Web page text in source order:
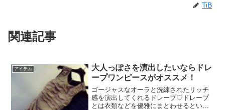
TiB
関連記事
アイテム
大人っぽさを演出したいならドレ
ープワンピースがオススメ！
ゴージャスなオーラと洗練されたリッチ
感を演出してくれるドレープ♡ドレープ
とは衣類などを優雅にまとわせるという